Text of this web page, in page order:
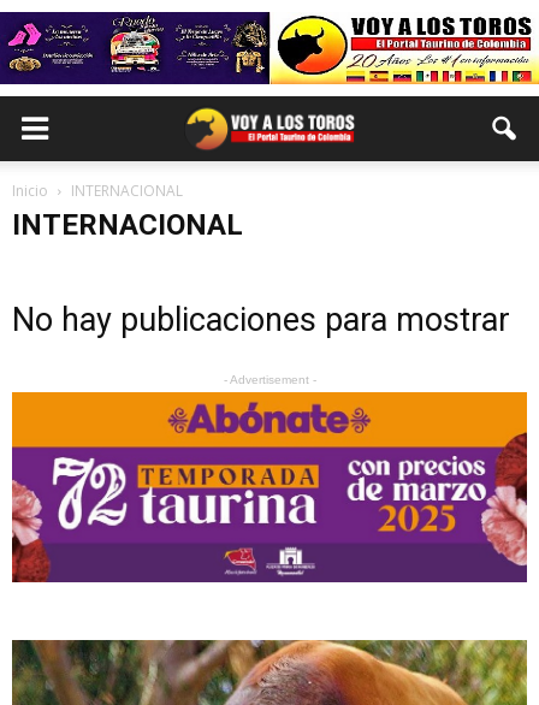
Inicio INTERNACIONAL
INTERNACIONAL
No hay publicaciones para mostrar
- Advertisement -